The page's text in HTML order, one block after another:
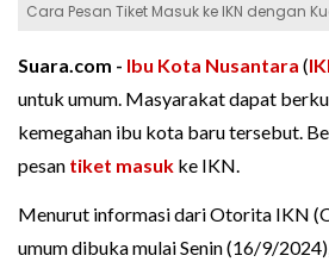
Cara Pesan Tiket Masuk ke IKN dengan
Suara.com - Ibu Kota Nusantara (
untuk umum. Masyarakat dapat
kemegahan ibu kota baru tersebut.
pesan tiket masuk ke IKN.
Menurut informasi dari Otorita IKN
umum dibuka mulai Senin (16/9/